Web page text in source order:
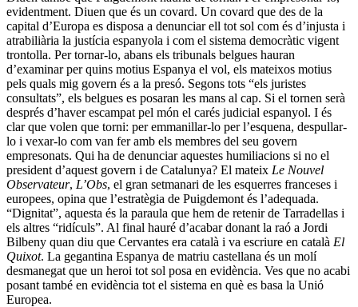
evidentment. Diuen que és un covard. Un covard que des de la
capital d’Europa es disposa a denunciar ell tot sol com és d’injusta i
atrabiliària la justícia espanyola i com el sistema democràtic vigent
trontolla. Per tornar-lo, abans els tribunals belgues hauran
d’examinar per quins motius Espanya el vol, els mateixos motius
pels quals mig govern és a la presó. Segons tots “els juristes
consultats”, els belgues es posaran les mans al cap. Si el tornen serà
després d’haver escampat pel món el carés judicial espanyol. I és
clar que volen que torni: per emmanillar-lo per l’esquena, despullar-
lo i vexar-lo com van fer amb els membres del seu govern
empresonats. Qui ha de denunciar aquestes humiliacions si no el
president d’aquest govern i de Catalunya? El mateix Le Nouvel
Observateur, L’Obs, el gran setmanari de les esquerres franceses i
europees, opina que l’estratègia de Puigdemont és l’adequada.
“Dignitat”, aquesta és la paraula que hem de retenir de Tarradellas i
els altres “ridículs”. Al final hauré d’acabar donant la raó a Jordi
Bilbeny quan diu que Cervantes era català i va escriure en català El
Quixot. La gegantina Espanya de matriu castellana és un molí
desmanegat que un heroi tot sol posa en evidència. Ves que no acabi
posant també en evidència tot el sistema en què es basa la Unió
Europea.